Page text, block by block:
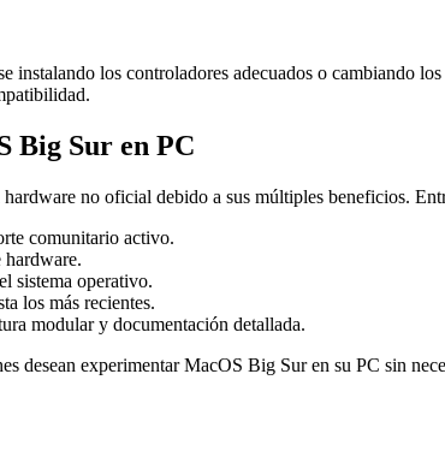
los controladores adecuados o cambiando
Big Sur en PC
no oficial debido a sus múltiples beneficios.
comunitario activo.
hardware.
sistema operativo.
los más recientes.
modular y documentación detallada.
desean experimentar MacOS Big Sur en su PC sin